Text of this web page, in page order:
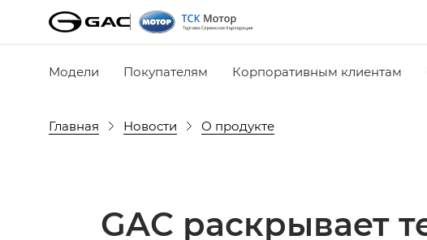
Модели Покупателям Корпоративным клиентам
Главная Новости О продукте
GAC раскрывает